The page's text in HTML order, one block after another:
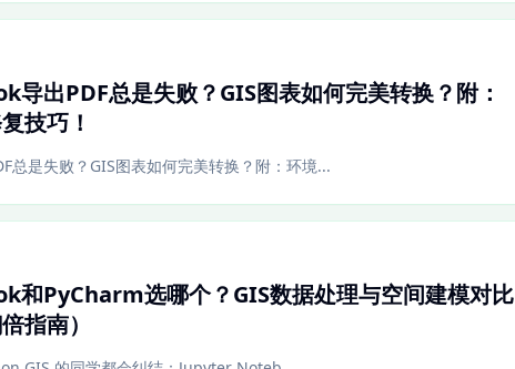
出PDF总是失败？GIS图表如何完美转换？附：
技巧！
总是失败？GIS图表如何完美转换？附：环境...
PyCharm选哪个？GIS数据处理与空间建模对比
指南）